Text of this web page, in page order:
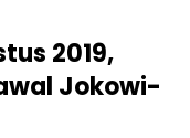
2019,
Jokowi-